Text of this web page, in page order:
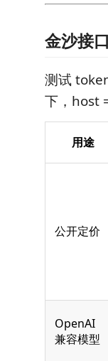
金沙接
测试
下，host
用途
公开定价
OpenAI
兼容模型